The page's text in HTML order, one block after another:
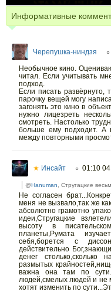
Информативные
Черепушка-ниндзя ○
Необычное кино.
читал. Если учитывать
подход.
Если писать развёрнуто,
парочку вещей могу
загонять это кино в
нужно лицезреть
смотреть. Настолько
больше ему подходит. А
между повторными
★ Инсайт ○ 01:10
@Hanuman , Стругацкие
Не согласен
меня не вызвало,так же
абсолютно грамотно
идеи,Стругацкие
высоту в
планеты,Румата
себя,борется с
действительно
денег
размытых
важна она там по
людей,смелых людей и не
хотят изменить по